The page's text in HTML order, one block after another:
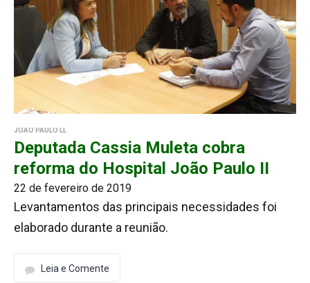
JOÃO PAULO LL
Deputada Cassia Muleta cobra
reforma do Hospital João Paulo II
22 de fevereiro de 2019
Levantamentos das principais necessidades foi
elaborado durante a reunião.
Leia e Comente